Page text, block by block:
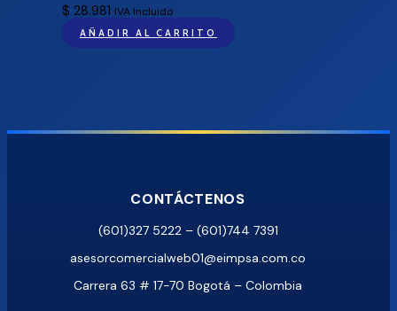
$ 28.981 IVA Incluido
AÑADIR AL CARRITO
CONTÁCTENOS
(601)327 5222 – (601)744 7391
asesorcomercialweb01@eimpsa.com.co
Carrera 63 # 17-70 Bogotá – Colombia